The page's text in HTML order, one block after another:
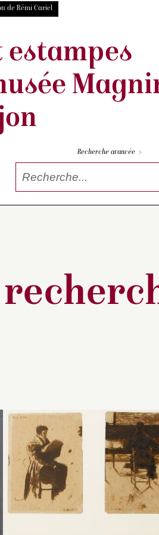
de Rémi Cariel
estampes
Recherche avancée >
J.-F. Méjanès situe ce
dessin plutôt après
Berthélemy
orale, octobre 2001).
Sans être catégorique,
R. Duffeix juge l’attribution à
Fragonard douteuse ;
l’écriture d’Alexandre jeune